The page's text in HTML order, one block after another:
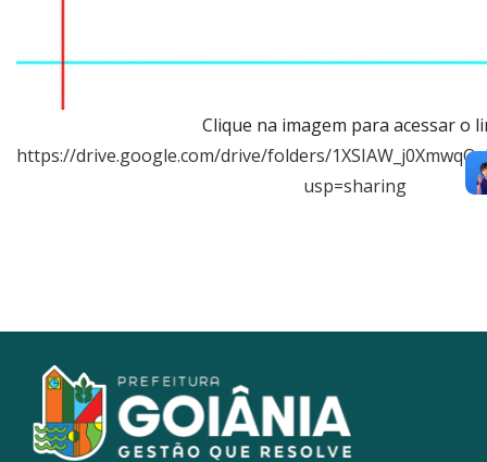
Clique na imagem para acessar o
https://drive.google.com/drive/folders/
usp=sharing